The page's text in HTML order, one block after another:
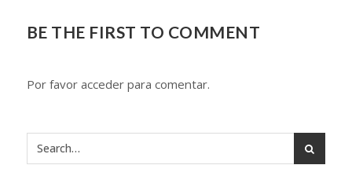
BE THE FIRST TO COMMENT
Por favor acceder para comentar.